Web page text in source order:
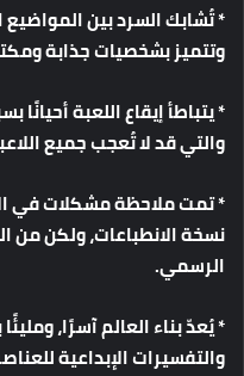
*تُشابكالسردبينالمواضيع
وتتميزبشخصياتجذابة
*يتباطأإيقاعاللعبةأحيانًا
والتيقدلاتُعجبجميع
*تمتملاحظةمشكلاتفي
نسخةالانطباعات،ولكنمن
الرسمي.
*يُعدّبناءالعالمآسرًا،ومليئًا
والتفسيراتالإبداعية